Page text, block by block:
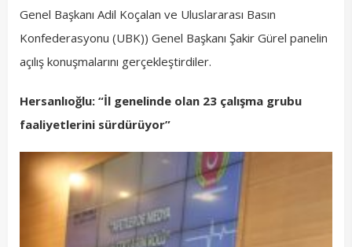
Genel Başkanı Adil Koçalan ve Uluslararası Basın
Konfederasyonu (UBK)) Genel Başkanı Şakir Gürel panelin
açılış konuşmalarını gerçekleştirdiler.
Hersanlıoğlu: “İl genelinde olan 23 çalışma grubu
faaliyetlerini sürdürüyor”